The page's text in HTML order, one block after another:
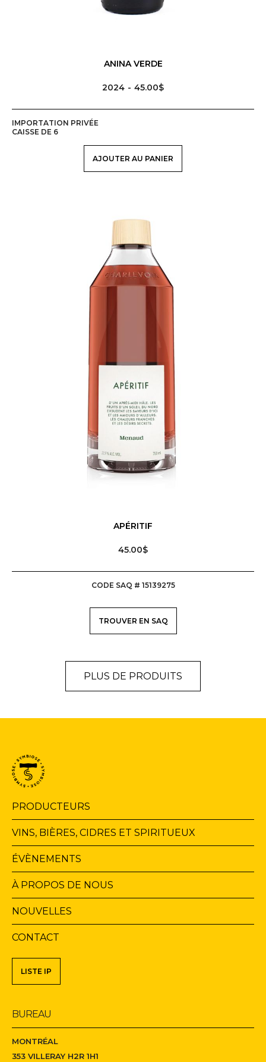
ANINA VERDE
2024 45.00$
IMPORTATION PRIVÉE
CAISSE DE 6
AJOUTER AU PANIER
APÉRITIF
45.00$
CODE SAQ # 15139275
TROUVER EN SAQ
PLUS DE PRODUITS
Navigation
principale
PRODUCTEURS
VINS, BIÈRES, CIDRES ET SPIRITUEUX
ÉVÈNEMENTS
À PROPOS DE NOUS
NOUVELLES
CONTACT
Navigation
LISTE IP
BUREAU
MONTRÉAL
353 VILLERAY H2R 1H1